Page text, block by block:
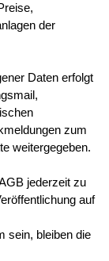
der
Daten erfolgt
zum
weitergegeben.
jederzeit zu
auf
sein, bleiben die